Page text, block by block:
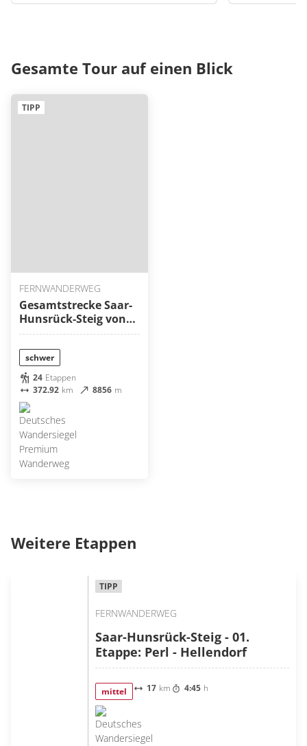
Gesamte Tour auf einen Blick
TIPP
FERNWANDERWEG
Gesamtstrecke Saar-
Hunsrück-Steig von
Perl nach Boppard
schwer
24 Etappen
372.92 km 8856 m
Weitere Etappen
TIPP
FERNWANDERWEG
Saar-Hunsrück-Steig - 01.
Etappe: Perl - Hellendorf
mittel 17 km 4:45 h